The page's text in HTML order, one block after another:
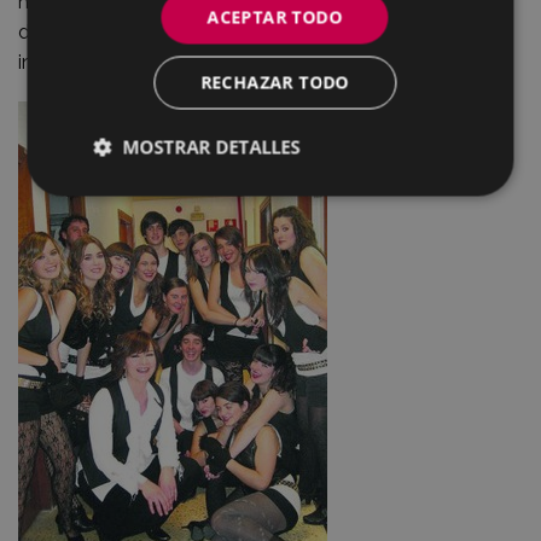
de mejorar la expresividad corporal y gestual en la
interpretación de las canciones.
ACEPTAR TODO
RECHAZAR TODO
MOSTRAR DETALLES